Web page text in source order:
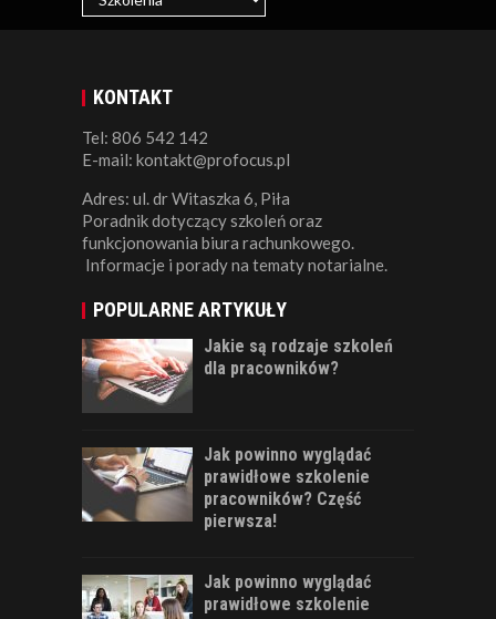
KONTAKT
Tel: 806 542 142
E-mail: kontakt@profocus.pl
Adres: ul. dr Witaszka 6, Piła
Poradnik dotyczący szkoleń oraz
funkcjonowania biura rachunkowego.
Informacje i porady na tematy notarialne.
POPULARNE ARTYKUŁY
Jakie są rodzaje szkoleń
dla pracowników?
Jak powinno wyglądać
prawidłowe szkolenie
pracowników? Część
pierwsza!
Jak powinno wyglądać
prawidłowe szkolenie